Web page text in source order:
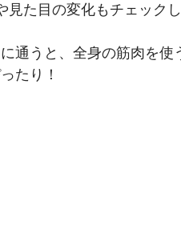
見た目の変化もチェックし
通うと、全身の筋肉を
たり！